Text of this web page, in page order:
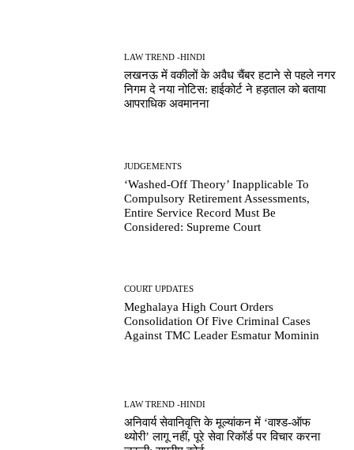
LAW TREND -HINDI
लखनऊ में वकीलों के अवैध चैंबर हटाने से पहले नगर
निगम दे नया नोटिस: हाईकोर्ट ने हड़ताल को बताया
आपराधिक अवमानना
JUDGEMENTS
‘Washed-Off Theory’ Inapplicable To
Compulsory Retirement Assessments,
Entire Service Record Must Be
Considered: Supreme Court
COURT UPDATES
Meghalaya High Court Orders
Consolidation Of Five Criminal Cases
Against TMC Leader Esmatur Mominin
LAW TREND -HINDI
अनिवार्य सेवानिवृत्ति के मूल्यांकन में ‘वाश्ड-ऑफ
थ्योरी’ लागू नहीं, पूरे सेवा रिकॉर्ड पर विचार करना